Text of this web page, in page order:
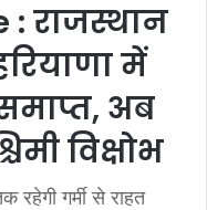
: राजस्थान
में
अब
विक्षोभ
गर्मी से राहत